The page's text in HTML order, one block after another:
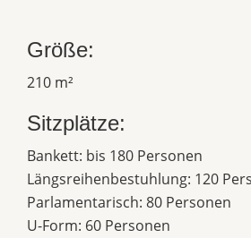
Größe:
210 m²
Sitzplätze:
Bankett: bis 180 Personen
Längsreihenbestuhlung: 120
Parlamentarisch: 80 Personen
U-Form: 60 Personen